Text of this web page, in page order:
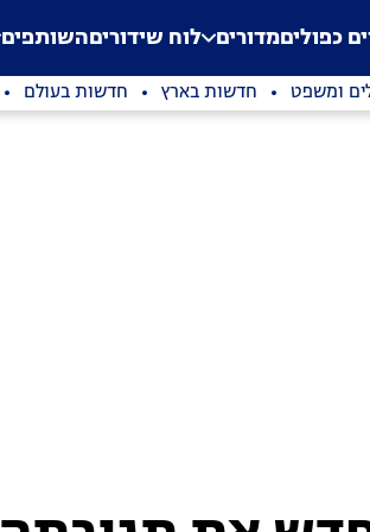
Application error: a
. כפוליםמדורים לוח שידוריםהשותפים
ומשפט חדשות בארץ חדשות בעולם